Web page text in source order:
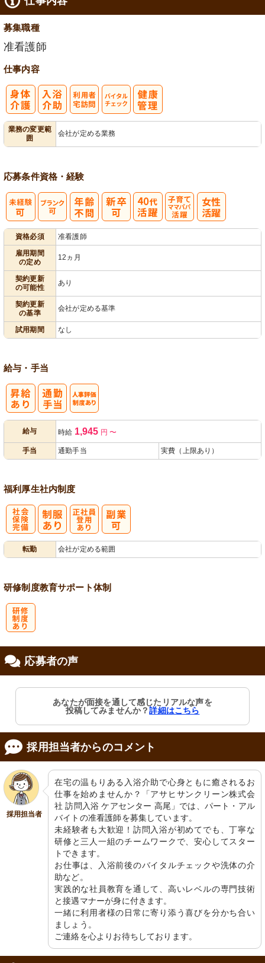
募集職種
准看護師
仕事内容
業務の変更範
囲
会社が定める業務
応募条件資格・経験
資格必須
准看護師
雇用期間
の定め
12ヵ月
契約更新
の可能性
あり
契約更新
の基準
会社が定める基準
試用期間 なし
給与・手当
給与 時給 1,945 円 〜
手当 通勤手当 実費（上限あり）
福利厚生社内制度
転勤 会社が定める範囲
研修制度教育サポート体制
応募者の声
あなたが面接を通して感じたリアルな声を
投稿してみませんか？詳細はこちら
採用担当者からのコメント
採用担当者
在宅の温もりある入浴介助で心身ともに癒されるお
仕事を始めませんか？「アサヒサンクリーン株式会
社 訪問入浴 ケアセンター 高尾」では、パート・アル
バイトの准看護師を募集しています。
未経験者も大歓迎！訪問入浴が初めてでも、丁寧な
研修と三人一組のチームワークで、安心してスター
トできます。
お仕事は、入浴前後のバイタルチェックや洗体の介
助など。
実践的な社員教育を通して、高いレベルの専門技術
と接遇マナーが身に付きます。
一緒に利用者様の日常に寄り添う喜びを分かち合い
ましょう。
ご連絡を心よりお待ちしております。